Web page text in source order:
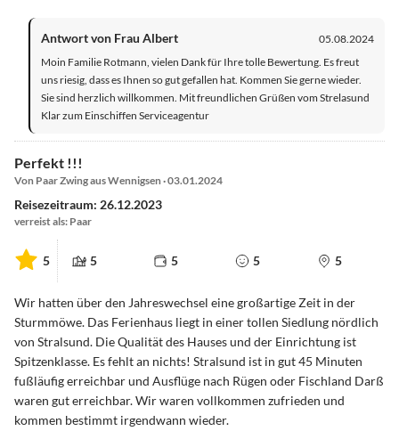
Antwort von Frau Albert
05.08.2024
Moin Familie Rotmann, vielen Dank für Ihre tolle Bewertung. Es freut
uns riesig, dass es Ihnen so gut gefallen hat. Kommen Sie gerne wieder.
Sie sind herzlich willkommen. Mit freundlichen Grüßen vom Strelasund
Klar zum Einschiffen Serviceagentur
Perfekt !!!
Von Paar Zwing aus Wennigsen · 03.01.2024
Reisezeitraum: 26.12.2023
verreist als: Paar
5 5 5 5 5
Wir hatten über den Jahreswechsel eine großartige Zeit in der
Sturmmöwe. Das Ferienhaus liegt in einer tollen Siedlung nördlich
von Stralsund. Die Qualität des Hauses und der Einrichtung ist
Spitzenklasse. Es fehlt an nichts! Stralsund ist in gut 45 Minuten
fußläufig erreichbar und Ausflüge nach Rügen oder Fischland Darß
waren gut erreichbar. Wir waren vollkommen zufrieden und
kommen bestimmt irgendwann wieder.